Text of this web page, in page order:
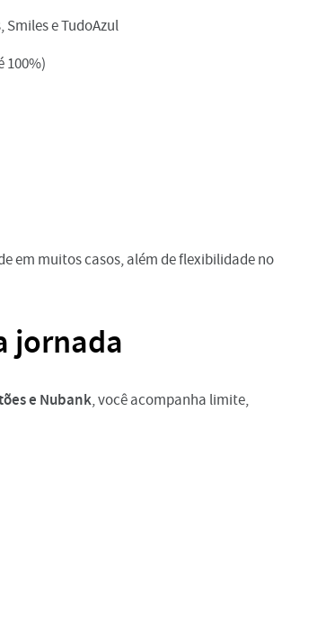
e TudoAzul
100%)
em muitos casos, além de flexibilidade no
jornada
e Nubank, você acompanha limite,